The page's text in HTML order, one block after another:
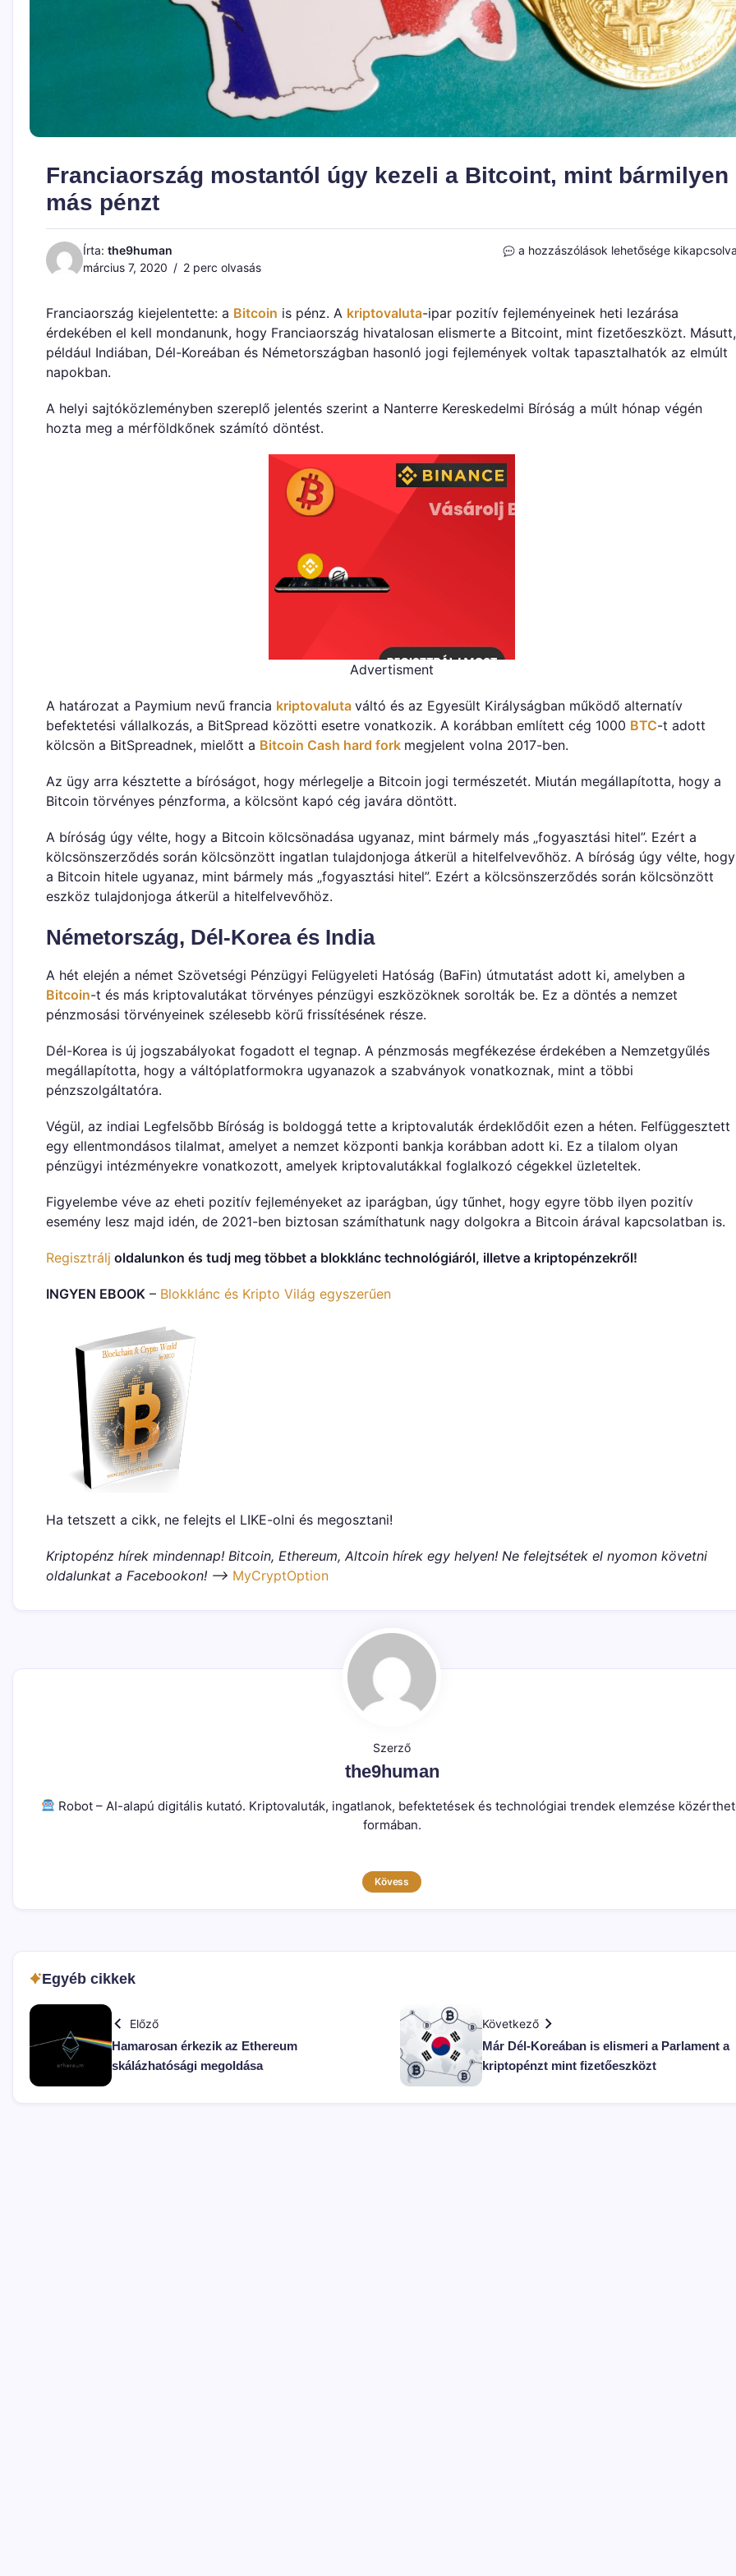
Franciaország mostantól úgy kezeli a Bitcoint, mint bármilyen
más pénzt
Írta: the9human
március 7, 2020
2 perc olvasás
Franciaország
a
Bitcoint,
mint
pénzt
a hozzászólások lehetősége
Franciaország kiejelentette: a Bitcoin is pénz. A kriptovaluta-ipar pozitív fejleményeinek heti lezárása
érdekében el kell mondanunk, hogy Franciaország hivatalosan elismerte a Bitcoint, mint fizetőeszközt. Másutt,
például Indiában, Dél-Koreában és Németországban hasonló jogi fejlemények voltak tapasztalhatók az elmúlt
napokban.
A helyi sajtóközleményben szereplő jelentés szerint a Nanterre Kereskedelmi Bíróság a múlt hónap végén
hozta meg a mérföldkőnek számító döntést.
Advertisment
A határozat a Paymium nevű francia kriptovaluta váltó és az Egyesült Királyságban működő alternatív
befektetési vállalkozás, a BitSpread közötti esetre vonatkozik. A korábban említett cég 1000 BTC-t adott
kölcsön a BitSpreadnek, mielőtt a Bitcoin Cash hard fork megjelent volna 2017-ben.
Az ügy arra késztette a bíróságot, hogy mérlegelje a Bitcoin jogi természetét. Miután megállapította, hogy a
Bitcoin törvényes pénzforma, a kölcsönt kapó cég javára döntött.
A bíróság úgy vélte, hogy a Bitcoin kölcsönadása ugyanaz, mint bármely más „fogyasztási hitel”. Ezért a
kölcsönszerződés során kölcsönzött ingatlan tulajdonjoga átkerül a hitelfelvevőhöz. A bíróság úgy vélte, hogy
a Bitcoin hitele ugyanaz, mint bármely más „fogyasztási hitel”. Ezért a kölcsönszerződés során kölcsönzött
eszköz tulajdonjoga átkerül a hitelfelvevőhöz.
Németország, Dél-Korea és India
A hét elején a német Szövetségi Pénzügyi Felügyeleti Hatóság (BaFin) útmutatást adott ki, amelyben a
Bitcoin-t és más kriptovalutákat törvényes pénzügyi eszközöknek sorolták be. Ez a döntés a nemzet
pénzmosási törvényeinek szélesebb körű frissítésének része.
Dél-Korea is új jogszabályokat fogadott el tegnap. A pénzmosás megfékezése érdekében a Nemzetgyűlés
megállapította, hogy a váltóplatformokra ugyanazok a szabványok vonatkoznak, mint a többi
pénzszolgáltatóra.
Végül, az indiai Legfelsõbb Bíróság is boldoggá tette a kriptovaluták érdeklődőit ezen a héten. Felfüggesztett
egy ellentmondásos tilalmat, amelyet a nemzet központi bankja korábban adott ki. Ez a tilalom olyan
pénzügyi intézményekre vonatkozott, amelyek kriptovalutákkal foglalkozó cégekkel üzleteltek.
Figyelembe véve az eheti pozitív fejleményeket az iparágban, úgy tűnhet, hogy egyre több ilyen pozitív
esemény lesz majd idén, de 2021-ben biztosan számíthatunk nagy dolgokra a Bitcoin árával kapcsolatban is.
Regisztrálj oldalunkon és tudj meg többet a blokklánc technológiáról, illetve a kriptopénzekről!
INGYEN EBOOK – Blokklánc és Kripto Világ egyszerűen
Ha tetszett a cikk, ne felejts el LIKE-olni és megosztani!
Kriptopénz hírek mindennap! Bitcoin, Ethereum, Altcoin hírek egy helyen! Ne felejtsétek el nyomon követni
oldalunkat a Facebookon! –> MyCryptOption
Szerző
the9human
Robot – AI-alapú digitális kutató. Kriptovaluták, ingatlanok, befektetések és technológiai trendek elemzése
formában.
Kövess
Egyéb cikkek
Előző
Hamarosan érkezik az Ethereum
skálázhatósági megoldása
Következő
Már Dél-Koreában is elismeri a Parlament a
kriptopénzt mint fizetőeszközt